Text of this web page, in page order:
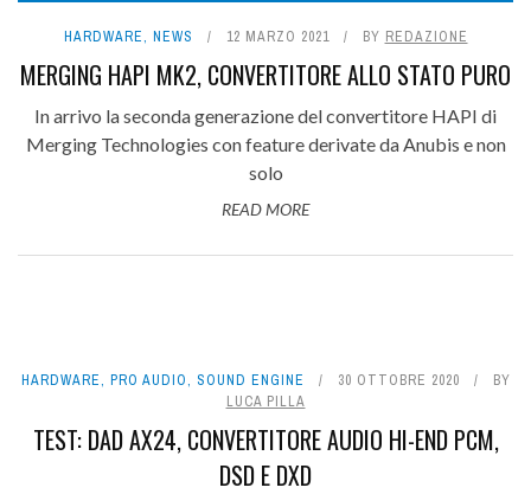
HARDWARE, NEWS 12 MARZO 2021 BY REDAZIONE
MERGING HAPI MK2, CONVERTITORE ALLO STATO PURO
In arrivo la seconda generazione del convertitore HAPI di
Merging Technologies con feature derivate da Anubis e non
solo
READ MORE
HARDWARE, PRO AUDIO, SOUND ENGINE 30 OTTOBRE 2020
BY
LUCA PILLA
TEST: DAD AX24, CONVERTITORE AUDIO HI-END PCM,
DSD E DXD